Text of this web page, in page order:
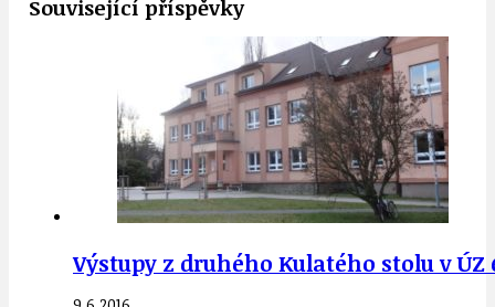
Související příspěvky
Výstupy z druhého Kulatého stolu v ÚZ